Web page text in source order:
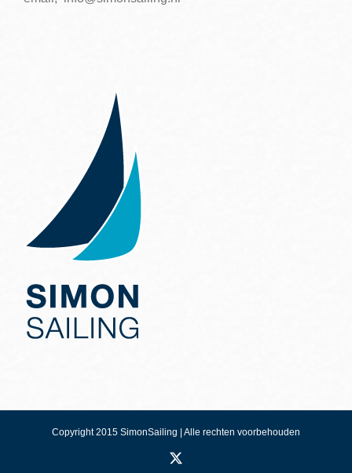
Copyright 2015 SimonSailing | Alle rechten voorbehouden